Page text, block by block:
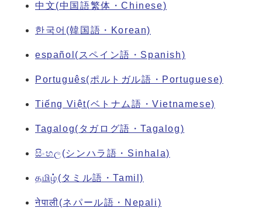
中文(中国語繁体・Chinese)
한국어(韓国語・Korean)
español(スペイン語・Spanish)
Português(ポルトガル語・Portuguese)
Tiếng Việt(ベトナム語・Vietnamese)
Tagalog(タガログ語・Tagalog)
සිංහල(シンハラ語・Sinhala)
தமிழ்(タミル語・Tamil)
नेपाली(ネパール語・Nepali)